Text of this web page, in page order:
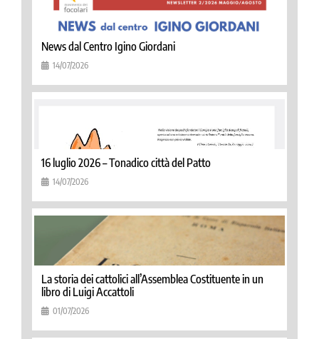
News dal Centro Igino Giordani
14/07/2026
16 luglio 2026 – Tonadico città del Patto
14/07/2026
La storia dei cattolici all’Assemblea Costituente in un
libro di Luigi Accattoli
01/07/2026